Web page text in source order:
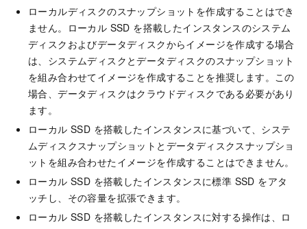
ローカルディスクのスナップショットを作成することはでき
ません。ローカル SSD を搭載したインスタンスのシステム
ディスクおよびデータディスクからイメージを作成する場合
は、システムディスクとデータディスクのスナップショット
を組み合わせてイメージを作成することを推奨します。この
場合、データディスクはクラウドディスクである必要があり
ます。
ローカル SSD を搭載したインスタンスに基づいて、システ
ムディスクスナップショットとデータディスクスナップショ
ットを組み合わせたイメージを作成することはできません。
ローカル SSD を搭載したインスタンスに標準 SSD をアタ
ッチし、その容量を拡張できます。
ローカル SSD を搭載したインスタンスに対する操作は、ロ